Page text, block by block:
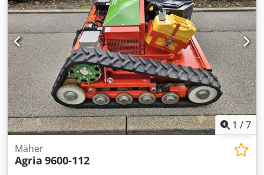
1 /7
Mäher
Agria 9600-112